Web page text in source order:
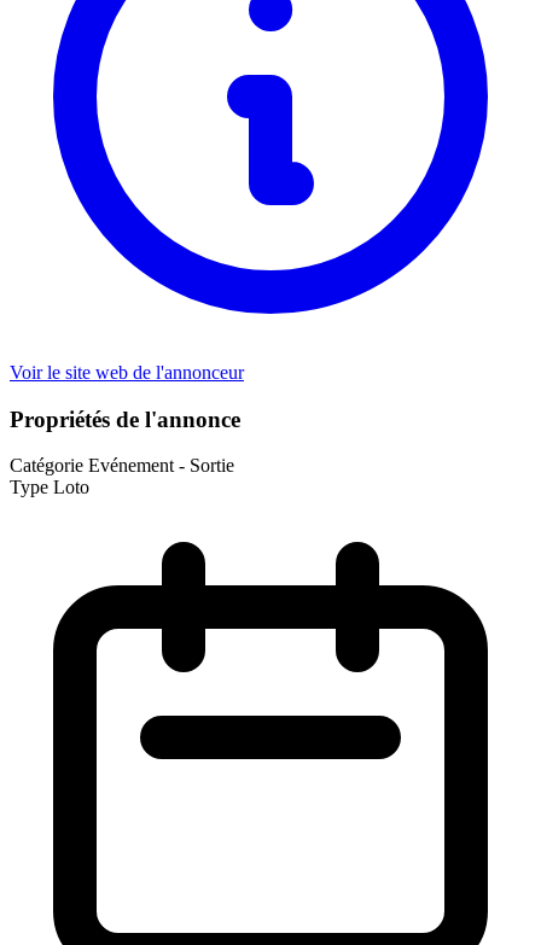
Voir le site web de l'annonceur
Propriétés de l'annonce
Catégorie Evénement - Sortie
Type Loto